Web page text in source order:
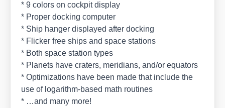
* 9 colors on cock­pit dis­play
* Pro­per docking com­pu­ter
* Ship han­ger dis­play­ed after docking
* Fli­cker free ships and space sta­ti­ons
* Both space sta­ti­on types
* Pla­nets have cra­ters, meri­di­ans, and/​or equa­tors
* Opti­miza­ti­ons have been made that include the
use of log­arithm-based math rou­ti­nes
* …and many more!